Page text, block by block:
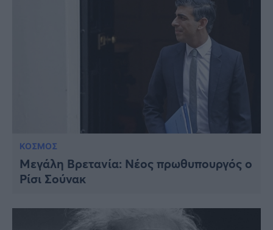
ΚΟΣΜΟΣ
Μεγάλη Βρετανία: Νέος πρωθυπουργός ο
Ρίσι Σούνακ